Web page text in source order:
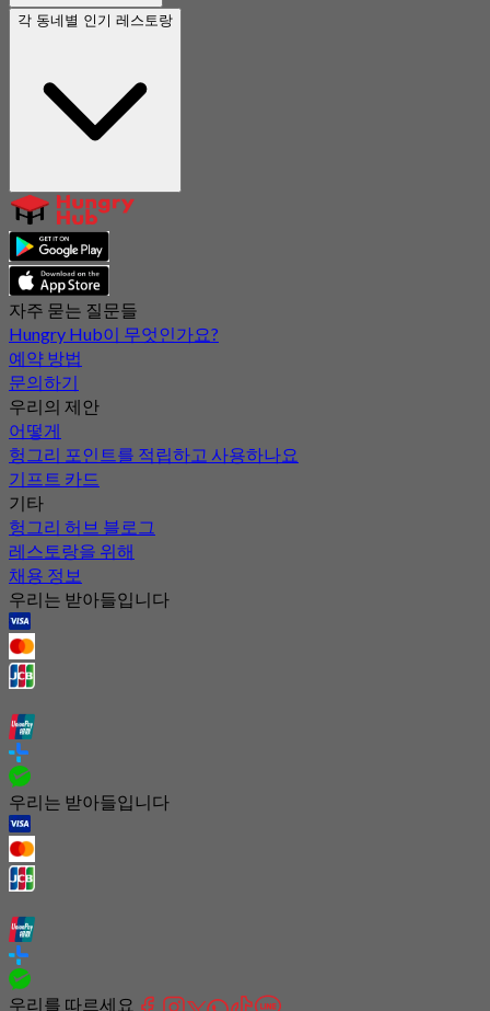
각 동네별 인기 레스토랑
자주 묻는 질문들
Hungry Hub이 무엇인가요?
예약 방법
문의하기
우리의 제안
어떻게
헝그리 포인트를 적립하고 사용하나요
기프트 카드
기타
헝그리 허브 블로그
레스토랑을 위해
채용 정보
우리는 받아들입니다
우리는 받아들입니다
우리를 따르세요